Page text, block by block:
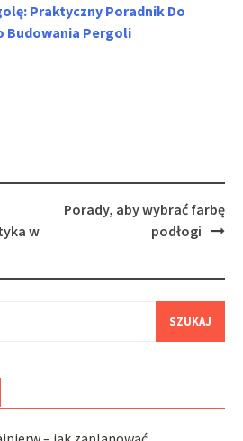
Praktyczny Poradnik Do
Budowania Pergoli
w
Porady, aby wybrać farbę
podłogi